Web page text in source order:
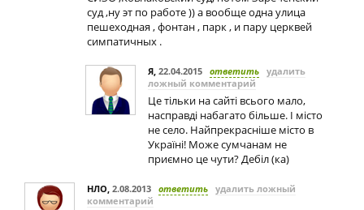
суд ,ну эт по работе )) а вообще одна улица
пешеходная , фонтан , парк , и пару церквей
симпатичных .
Я, 22.04.2015 ответить удалить
ложный комментарий
Це тільки на сайті всього мало,
насправді набагато більше. І місто
не село. Найпрекрасніше місто в
Україні! Може сумчанам не
приємно це чути? Дебіл (ка)
НЛО, 2.08.2013 ответить удалить ложный
комментарий